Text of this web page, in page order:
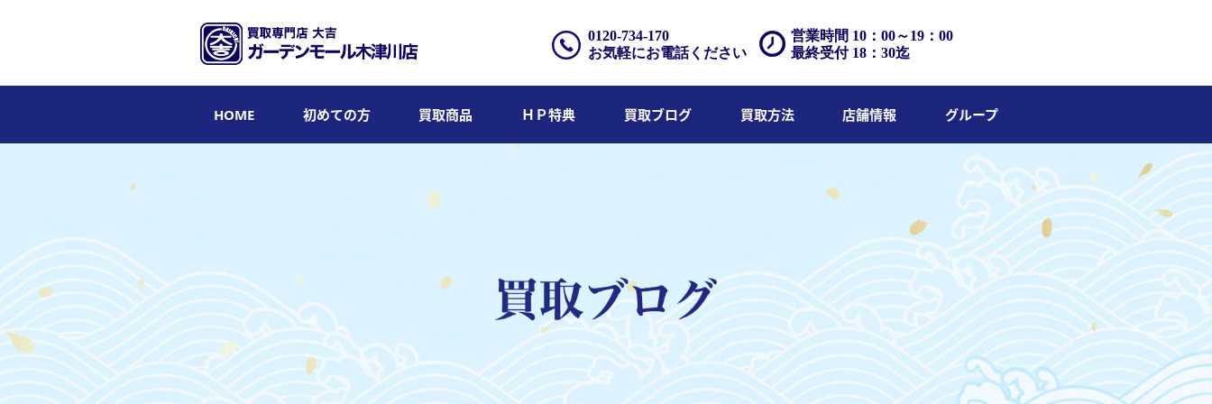
営業時間 10：00～19：00
最終受付 18：30迄
0120-734-170
お気軽にお電話ください
HOME 初めての方 買取商品 ＨＰ特典 買取ブログ 買取方法 店舗情報 グループ